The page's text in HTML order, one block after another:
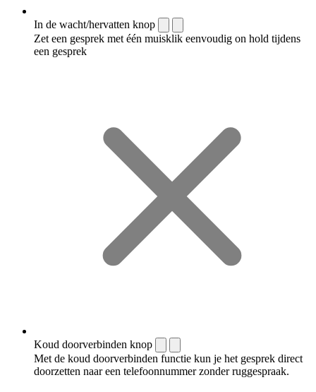
In de wacht/hervatten knop
Zet een gesprek met één muisklik eenvoudig on hold tijdens
een gesprek
Koud doorverbinden knop
Met de koud doorverbinden functie kun je het gesprek direct
doorzetten naar een telefoonnummer zonder ruggespraak.